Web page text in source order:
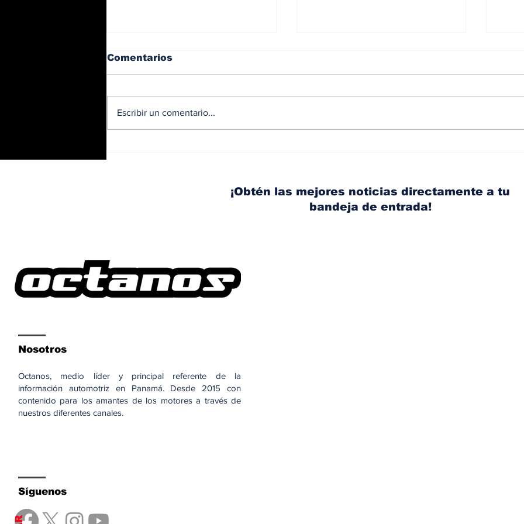
Comentarios
Escribir un comentario...
¡Obtén las mejores noticias directamente a tu
bandeja de entrada!
Nosotros
Octanos, medio líder y principal referente de la
información automotriz en Panamá. Desde 2015 con
contenido para los amantes de los motores a través de
nuestros diferentes canales.
Síguenos